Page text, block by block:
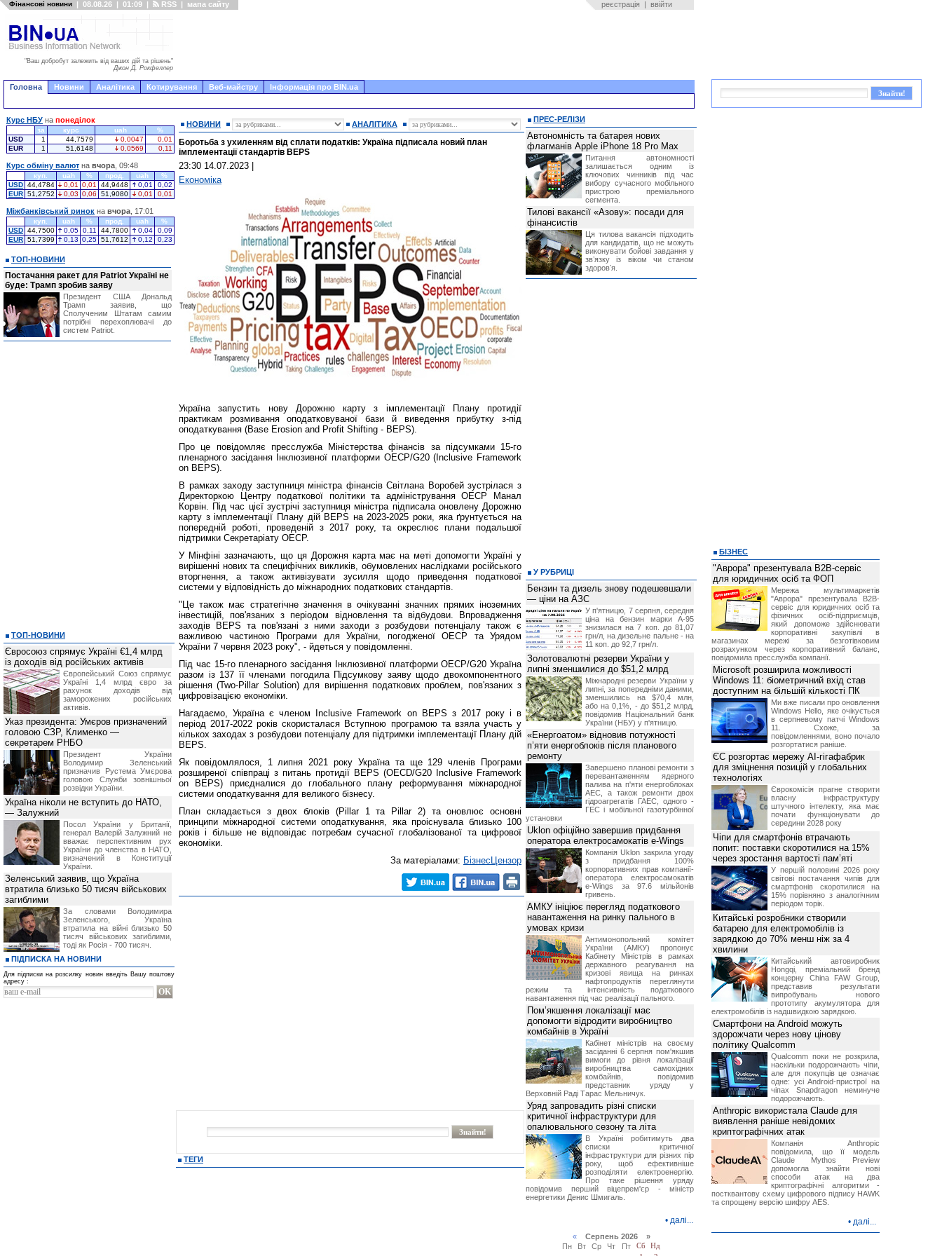
Фінансові новини | 08.08.26 | 01:09 | RSS | мапа сайту реєстрація | ввійти
"Ваш добробут залежить від ваших дій та рішень"
Джон Д. Рокфеллер
Головна Новини Аналітика Котирування Веб-майстру Інформація про BIN.ua
НОВИНИ АНАЛІТИКА
Боротьба з ухиленням від сплати податків: Україна підписала новий план
імплементації стандартів BEPS
23:30 14.07.2023
Економіка
Україна запустить нову Дорожню карту з імплементації Плану протидії
практикам розмивання оподатковуваної бази й виведення прибутку з-під
оподаткування (Base Erosion and Profit Shifting - BEPS).
Про це повідомляє пресслужба Міністерства фінансів за підсумками 15-го
пленарного засідання Інклюзивної платформи ОЕСР/G20 (Inclusive Framework
on BEPS).
В рамках заходу заступниця міністра фінансів Світлана Воробей зустрілася з
Директоркою Центру податкової політики та адміністрування ОЕСР Манал
Корвін. Під час цієї зустрічі заступниця міністра підписала оновлену Дорожню
карту з імплементації Плану дій BEPS на 2023-2025 роки, яка ґрунтується на
попередній роботі, проведеній з 2017 року, та окреслює плани подальшої
підтримки Секретаріату ОЕСР.
У Мінфіні зазначають, що ця Дорожня карта має на меті допомогти Україні у
вирішенні нових та специфічних викликів, обумовлених наслідками російського
вторгнення, а також активізувати зусилля щодо приведення податкової
системи у відповідність до міжнародних податкових стандартів.
"Це також має стратегічне значення в очікуванні значних прямих іноземних
інвестицій, пов'язаних з періодом відновлення та відбудови. Впровадження
заходів BEPS та пов'язані з ними заходи з розбудови потенціалу також є
важливою частиною Програми для України, погодженої ОЕСР та Урядом
України 7 червня 2023 року", - йдеться у повідомленні.
Під час 15-го пленарного засідання Інклюзивної платформи ОЕСР/G20 Україна
разом із 137 її членами погодила Підсумкову заяву щодо двокомпонентного
рішення (Two‐Pillar Solution) для вирішення податкових проблем, пов'язаних з
цифровізацією економіки.
Нагадаємо, Україна є членом Inclusive Framework on BEPS з 2017 року і в
період 2017-2022 років скористалася Вступною програмою та взяла участь у
кількох заходах з розбудови потенціалу для підтримки імплементації Плану дій
BEPS.
Як повідомлялося, 1 липня 2021 року Україна та ще 129 членів Програми
розширеної співпраці з питань протидії BEPS (OECD/G20 Inclusive Framework
on BEPS) приєдналися до глобального плану реформування міжнародної
системи оподаткування для великого бізнесу.
План складається з двох блоків (Pillar 1 та Pillar 2) та оновлює основні
принципи міжнародної системи оподаткування, яка проіснувала близько 100
років і більше не відповідає потребам сучасної глобалізованої та цифрової
економіки.
За матеріалами: БізнесЦензор
ТЕГИ
Курс НБУ на понеділок
за курс uah
%
USD
1 44,7579 0,0047
0,01
EUR
1 51,6148 0,0569 0,11
Курс обміну валют на вчора , 09:48
куп. uah % прод. uah
%
USD 44,4784 0,01 0,01 44,9448 0,01
0,02
EUR 51,2752 0,03 0,06 51,9080 0,01 0,01
Міжбанківський ринок на вчора , 17:01
куп. uah % прод. uah
%
USD 44,7500 0,05 0,11 44,7800 0,04
0,09
EUR 51,7399 0,13 0,25 51,7612 0,12 0,23
ТОП-НОВИНИ
Постачання ракет для Patriot Україні не
буде: Трамп зробив заяву
Президент США Дональд
Трамп заявив, що
Сполученим Штатам самим
потрібні перехоплювачі до
систем Patriot.
ТОП-НОВИНИ
Євросоюз спрямує Україні €1,4 млрд
із доходів від російських активів
Європейський Союз спрямує
Україні 1,4 млрд євро за
рахунок доходів від
заморожених російських
активів.
Указ президента: Умєров призначений
головою СЗР, Клименко —
секретарем РНБО
Президент України
Володимир Зеленський
призначив Pустема Умєрова
головою Служби зовнішньої
розвідки України.
Україна ніколи не вступить до НАТО,
— Залужний
Посол України у Британії,
генерал Валерій Залужний не
вважає перспективним рух
України до членства в НАТО,
визначений в Конституції
України.
Зеленський заявив, що Україна
втратила близько 50 тисяч військових
загиблими
За словами Володимира
Зеленського, Україна
втратила на війні близько 50
тисяч військових загиблими,
тоді як Росія - 700 тисяч.
ПІДПИСКА НА НОВИНИ
Для підписки на розсилку новин введіть Вашу поштову
адресу :
ПРЕС-РЕЛІЗИ
Автономність та батарея нових
флагманів Apple iPhone 18 Pro Max
Питання автономності
залишається одним із
ключових чинників під час
вибору сучасного мобільного
пристрою преміального
сегмента.
Тилові вакансії «Азову»: посади для
фінансистів
Ця тилова вакансія підходить
для кандидатів, що не можуть
виконувати бойові завдання у
звʼязку із віком чи станом
здоровʼя.
У РУБРИЦІ
Бензин та дизель знову подешевшали
— ціни на АЗС
У п'ятницю, 7 серпня, середня
ціна на бензин марки А-95
знизилася на 7 коп. до 81,07
грн/л, на дизельне пальне - на
11 коп. до 92,7 грн/л.
Золотовалютні резерви України у
липні зменшилися до $51,2 млрд
Міжнародні резерви України у
липні, за попередніми даними,
зменшились на $70,4 млн,
або на 0,1%, - до $51,2 млрд,
повідомив Національний банк
України (НБУ) у п'ятницю.
«Енергоатом» відновив потужності
п’яти енергоблоків після планового
ремонту
Завершено планові ремонти з
перевантаженням ядерного
палива на п'яти енергоблоках
АЕС, а також ремонти двох
гідроагрегатів ГАЕС, одного -
ГЕС і мобільної газотурбінної
установки
Uklon офіційно завершив придбання
оператора електросамокатів e-Wings
Компанія Uklon закрила угоду
з придбання 100%
корпоративних прав компанії-
оператора електросамокатів
e-Wings за 97.6 мільйонів
гривень.
АМКУ ініціює перегляд податкового
навантаження на ринку пального в
умовах кризи
Антимонопольний комітет
України (АМКУ) пропонує
Кабінету Міністрів в рамках
державного реагування на
кризові явища на ринках
нафтопродуктів переглянути
режим та інтенсивність податкового
навантаження під час реалізації пального.
Пом’якшення локалізації має
допомогти відродити виробництво
комбайнів в Україні
Кабінет міністрів на своєму
засіданні 6 серпня пом'якшив
вимоги до рівня локалізації
виробництва самохідних
комбайнів, повідомив
представник уряду у
Верховній Раді Тарас Мельничук.
Уряд запровадить різні списки
критичної інфраструктури для
опалювального сезону та літа
В Україні робитимуть два
списки критичної
інфраструктури для різних пір
року, щоб ефективніше
розподіляти електроенергію.
Про таке рішення уряду
повідомив перший віцепрем'єр - міністр
енергетики Денис Шмигаль.
• далі...
«Серпень 2026 »
Пн
Вт Ср Чт Пт Сб
Нд
БІЗНЕС
"Аврора" презентувала B2B-сервіс
для юридичних осіб та ФОП
Мережа мультимаркетів
"Аврора" презентувала B2B-
сервіс для юридичних осіб та
фізичних осіб-підприємців,
який допоможе здійснювати
корпоративні закупівлі в
магазинах мережі за безготівковим
розрахунком через корпоративний баланс,
повідомила пресслужба компанії.
Microsoft розширила можливості
Windows 11: біометричний вхід став
доступним на більшій кількості ПК
Ми вже писали про оновлення
Windows Hello, яке очікується
в серпневому патчі Windows
11. Схоже, за
повідомленнями, воно почало
розгортатися раніше.
ЄС розгортає мережу AI-гігафабрик
для зміцнення позицій у глобальних
технологіях
Єврокомісія прагне створити
власну інфраструктуру
штучного інтелекту, яка має
почати функціонувати до
середини 2028 року
Чіпи для смартфонів втрачають
попит: поставки скоротилися на 15%
через зростання вартості пам’яті
У першій половині 2026 року
світові постачання чипів для
смартфонів скоротилися на
15% порівняно з аналогічним
періодом торік.
Китайські розробники створили
батарею для електромобілів із
зарядкою до 70% менш ніж за 4
хвилини
Китайський автовиробник
Hongqi, преміальний бренд
концерну China FAW Group,
представив результати
випробувань нового
прототипу акумулятора для
електромобілів із надшвидкою зарядкою.
Смартфони на Android можуть
здорожчати через нову цінову
політику Qualcomm
Qualcomm поки не розкрила,
наскільки подорожчають чіпи,
але для покупців це означає
одне: усі Android-пристрої на
чіпах Snapdragon неминуче
подорожчають.
Anthropic використала Claude для
виявлення раніше невідомих
криптографічних атак
Компанія Anthropic
повідомила, що її модель
Claude Mythos Preview
допомогла знайти нові
способи атак на два
криптографічні алгоритми -
постквантову схему цифрового підпису HAWK
та спрощену версію шифру AES.
• далі...